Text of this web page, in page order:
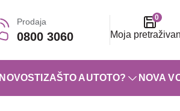
Prodaja
0800 3060
0
Moja
NOVOSTI ZAŠTO AUTOTO? NOVA